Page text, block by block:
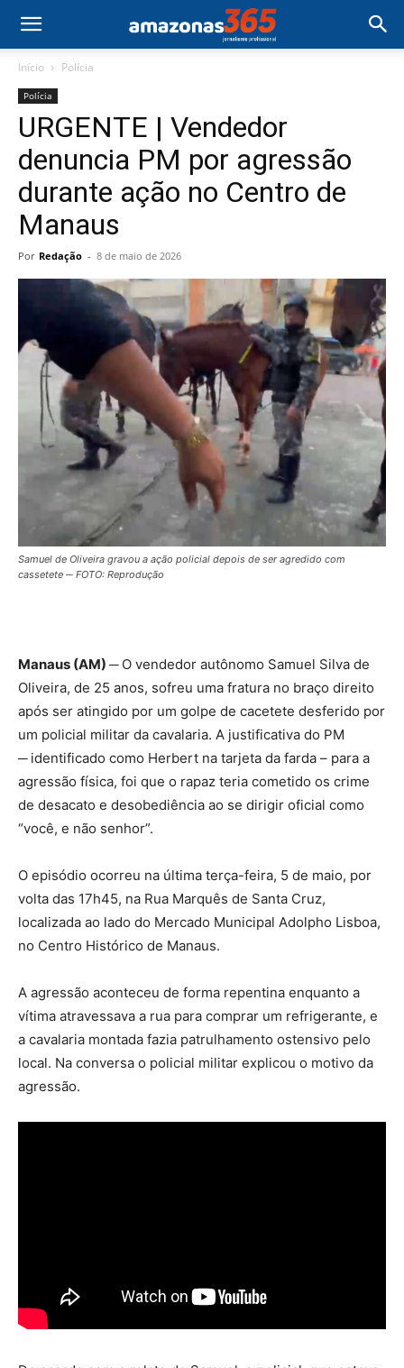
Início Polícia
Polícia
URGENTE | Vendedor
denuncia PM por agressão
durante ação no Centro de
Manaus
Por Redação - 8 de maio de 2026
Samuel de Oliveira gravou a ação policial depois de ser agredido com
cassetete ─ FOTO: Reprodução
Manaus (AM) ─ O vendedor autônomo Samuel Silva de
Oliveira, de 25 anos, sofreu uma fratura no braço direito
após ser atingido por um golpe de cacetete desferido por
um policial militar da cavalaria. A justificativa do PM
─ identificado como Herbert na tarjeta da farda – para a
agressão física, foi que o rapaz teria cometido os crime
de desacato e desobediência ao se dirigir oficial como
“você, e não senhor”.
O episódio ocorreu na última terça-feira, 5 de maio, por
volta das 17h45, na Rua Marquês de Santa Cruz,
localizada ao lado do Mercado Municipal Adolpho Lisboa,
no Centro Histórico de Manaus.
A agressão aconteceu de forma repentina enquanto a
vítima atravessava a rua para comprar um refrigerante, e
a cavalaria montada fazia patrulhamento ostensivo pelo
local. Na conversa o policial militar explicou o motivo da
agressão.